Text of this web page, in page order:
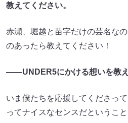
教えてください。
赤瀬、堀越と苗字だけの芸名な
のあったら教えてください！
――UNDER5にかける想いを教え
いま僕たちを応援してくださっ
ってナイスなセンスだということ